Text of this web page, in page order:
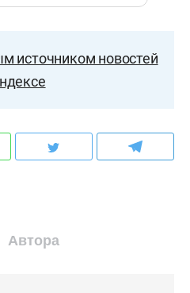
источником новостей
Автора